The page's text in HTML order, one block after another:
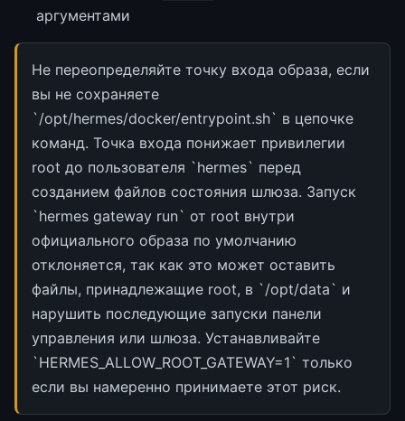
аргументами
Не переопределяйте точку входа образа, если
вы не сохраняете
`/opt/hermes/docker/entrypoint.sh` в цепочке
команд. Точка входа понижает привилегии
root до пользователя `hermes` перед
созданием файлов состояния шлюза. Запуск
`hermes gateway run` от root внутри
официального образа по умолчанию
отклоняется, так как это может оставить
файлы, принадлежащие root, в `/opt/data` и
нарушить последующие запуски панели
управления или шлюза. Устанавливайте
`HERMES_ALLOW_ROOT_GATEWAY=1` только
если вы намеренно принимаете этот риск.